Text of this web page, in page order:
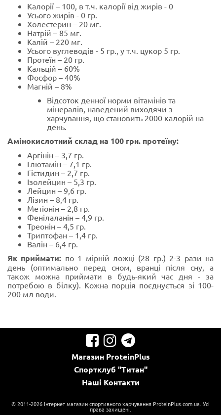
Калорії – 100, в т.ч. калорії від жирів - 0
Усього жирів - 0 гр.
Холестерин – 20 мг.
Натрій – 85 мг.
Калій – 220 мг.
Усього вуглеводів - 5 гр., у т.ч. цукор 5 гр.
Протеїн – 20 гр.
Кальцій – 60%
Фосфор – 40%
Магній – 8%
Відсоток денної норми вітамінів та
мінералів, наведений виходячи з
харчування, що становить 2000 калорій на
день.
Амінокислотний склад на 100 грн. протеїну:
Аргінін – 3,7 гр.
Глютамін – 7,1 гр.
Гістидин – 2,7 гр.
Ізолейцин – 5,3 гр.
Лейцин – 9,6 гр.
Лізин – 8,4 гр.
Метіонін – 2,8 гр.
Фенілаланін – 4,9 гр.
Треонін – 4,5 гр.
Триптофан – 1,4 гр.
Валін – 6,4 гр.
Як приймати: по 1 мірній ложці (28 гр.) 2-3 рази на
день (оптимально перед сном, вранці після сну, а
також можна приймати в будь-який час дня - за
потребою в білку). Кожна порція поєднується зі 100-
200 мл води.
МагазинProteinPlus
Спортклуб "Титан"
Наші Контакти
© 2011-2026 Інтернет магазин спортивного харчування ProteinPlus.com.ua. Усі
права захищені.